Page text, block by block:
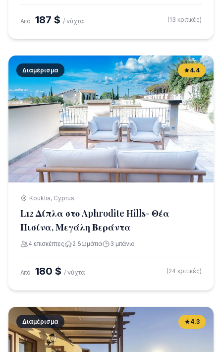
Από 187 $ / νύχτα (13 κριτικές)
Διαμέρισμα 4.4
Kouklia, Cyprus
L12 Δίπλα στο Aphrodite Hills- Θέα
Πισίνα, Μεγάλη Βεράντα
4 επισκέπτες 2 δωμάτια 3 μπάνιο
Από 180 $ / νύχτα (24 κριτικές)
Διαμέρισμα 4.3